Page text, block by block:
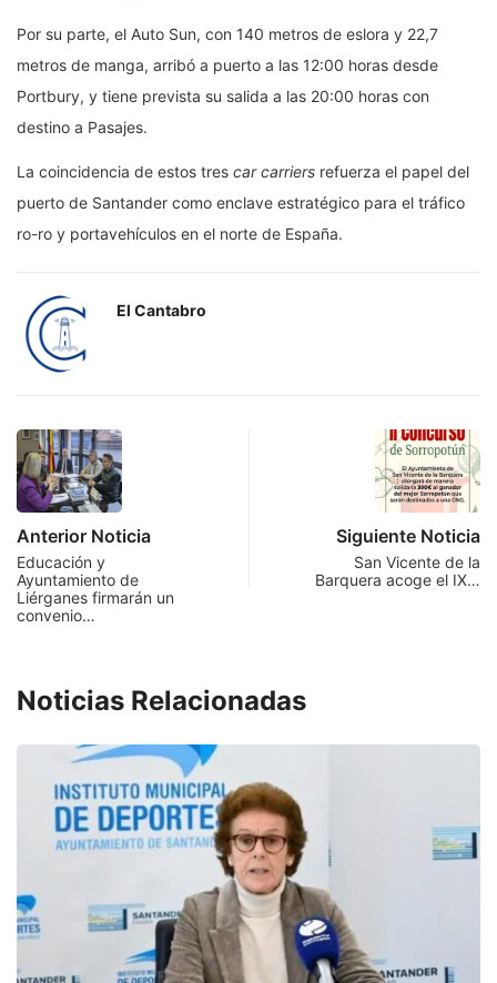
Por su parte, el Auto Sun, con 140 metros de eslora y 22,7
metros de manga, arribó a puerto a las 12:00 horas desde
Portbury, y tiene prevista su salida a las 20:00 horas con
destino a Pasajes.
La coincidencia de estos tres car carriers refuerza el papel del
puerto de Santander como enclave estratégico para el tráfico
ro-ro y portavehículos en el norte de España.
El Cantabro
Anterior Noticia
Educación y
Ayuntamiento de
Liérganes firmarán un
convenio…
Siguiente Noticia
San Vicente de la
Barquera acoge el IX…
Noticias Relacionadas